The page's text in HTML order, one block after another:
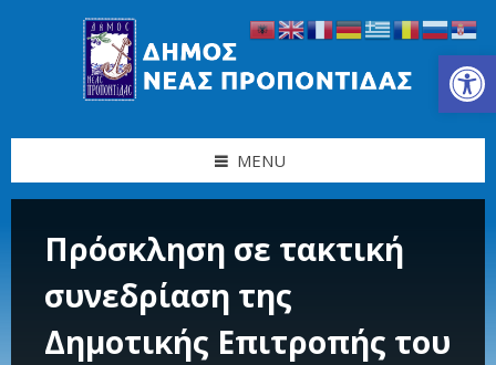
Ανοίξτε τη γραμμή εργαλείων
MENU
Πρόσκληση σε τακτική
συνεδρίαση της
Δημοτικής Επιτροπής του